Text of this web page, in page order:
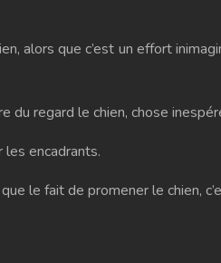
alors que c’est un effort
du regard le chien, chose
encadrants.
le fait de promener le chien,